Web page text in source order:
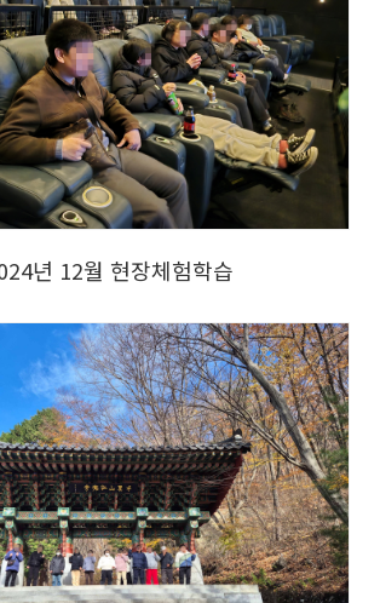
년 12월 현장체험학습